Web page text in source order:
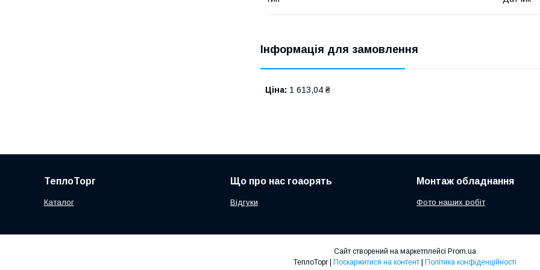
Інформація для замовлення
Ціна: 1 613,04 ₴
ТеплоТорг
Каталог
Що про нас гоаорять
Відгуки
Монтаж обладнання
Фото наших робіт
Сайт створений на маркетплейсі Prom.ua
ТеплоТорг | Поскаржитися на контент | Політика конфіденційності